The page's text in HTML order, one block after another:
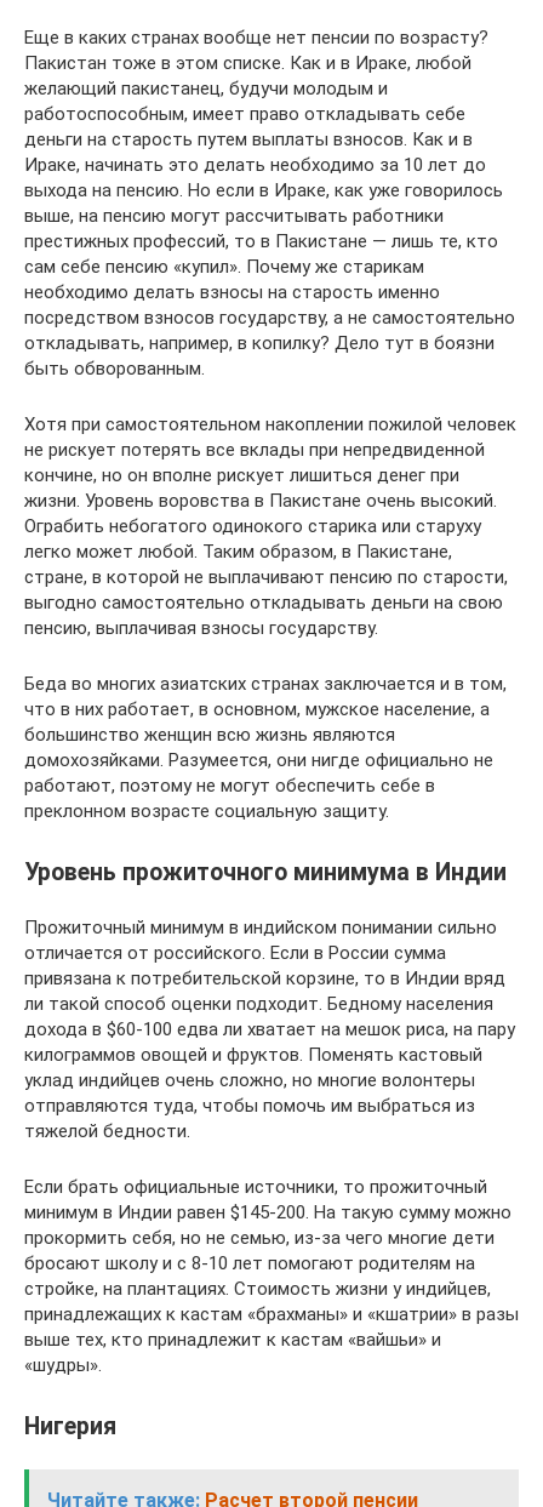
Еще в каких странах вообще нет пенсии по возрасту?
Пакистан тоже в этом списке. Как и в Ираке, любой
желающий пакистанец, будучи молодым и
работоспособным, имеет право откладывать себе
деньги на старость путем выплаты взносов. Как и в
Ираке, начинать это делать необходимо за 10 лет до
выхода на пенсию. Но если в Ираке, как уже говорилось
выше, на пенсию могут рассчитывать работники
престижных профессий, то в Пакистане — лишь те, кто
сам себе пенсию «купил». Почему же старикам
необходимо делать взносы на старость именно
посредством взносов государству, а не самостоятельно
откладывать, например, в копилку? Дело тут в боязни
быть обворованным.
Хотя при самостоятельном накоплении пожилой человек
не рискует потерять все вклады при непредвиденной
кончине, но он вполне рискует лишиться денег при
жизни. Уровень воровства в Пакистане очень высокий.
Ограбить небогатого одинокого старика или старуху
легко может любой. Таким образом, в Пакистане,
стране, в которой не выплачивают пенсию по старости,
выгодно самостоятельно откладывать деньги на свою
пенсию, выплачивая взносы государству.
Беда во многих азиатских странах заключается и в том,
что в них работает, в основном, мужское население, а
большинство женщин всю жизнь являются
домохозяйками. Разумеется, они нигде официально не
работают, поэтому не могут обеспечить себе в
преклонном возрасте социальную защиту.
Уровень прожиточного минимума в Индии
Прожиточный минимум в индийском понимании сильно
отличается от российского. Если в России сумма
привязана к потребительской корзине, то в Индии вряд
ли такой способ оценки подходит. Бедному населения
дохода в $60-100 едва ли хватает на мешок риса, на пару
килограммов овощей и фруктов. Поменять кастовый
уклад индийцев очень сложно, но многие волонтеры
отправляются туда, чтобы помочь им выбраться из
тяжелой бедности.
Если брать официальные источники, то прожиточный
минимум в Индии равен $145-200. На такую сумму можно
прокормить себя, но не семью, из-за чего многие дети
бросают школу и с 8-10 лет помогают родителям на
стройке, на плантациях. Стоимость жизни у индийцев,
принадлежащих к кастам «брахманы» и «кшатрии» в разы
выше тех, кто принадлежит к кастам «вайшьи» и
«шудры».
Нигерия
Читайте также: Расчет второй пенсии